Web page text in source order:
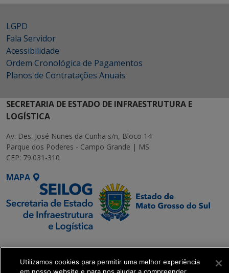
LGPD
Fala Servidor
Acessibilidade
Ordem Cronológica de Pagamentos
Planos de Contratações Anuais
SECRETARIA DE ESTADO DE INFRAESTRUTURA E
LOGÍSTICA
Av. Des. José Nunes da Cunha s/n, Bloco 14
Parque dos Poderes - Campo Grande | MS
CEP: 79.031-310
MAPA
SETDIG | Secretaria-
Executiva de
Transformação Digital
Utilizamos cookies para permitir uma melhor experiência